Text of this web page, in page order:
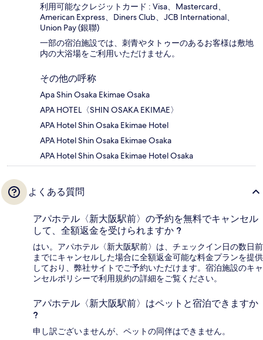
利用可能なクレジットカード : Visa、Mastercard、
American Express、Diners Club、JCB International、
Union Pay (銀聯)
一部の宿泊施設では、刺青やタトゥーのあるお客様は敷地
内の大浴場をご利用いただけません。
その他の呼称
Apa Shin Osaka Ekimae Osaka
APA HOTEL〈SHIN OSAKA EKIMAE〉
APA Hotel Shin Osaka Ekimae Hotel
APA Hotel Shin Osaka Ekimae Osaka
APA Hotel Shin Osaka Ekimae Hotel Osaka
よくある質問
アパホテル〈新大阪駅前〉の予約を無料でキャンセル
して、全額返金を受けられますか ?
はい。アパホテル〈新大阪駅前〉は、チェックイン日の数日前
までにキャンセルした場合に全額返金可能な料金プランを提供
しており、弊社サイトでご予約いただけます。宿泊施設のキャ
ンセルポリシーで利用規約の詳細をご覧ください。
アパホテル〈新大阪駅前〉はペットと宿泊できますか
?
申し訳ございませんが、ペットの同伴はできません。